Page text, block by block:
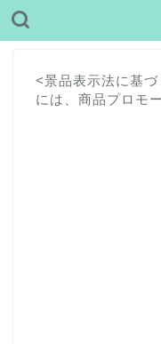
<景品表示法に基
には、商品プロモ